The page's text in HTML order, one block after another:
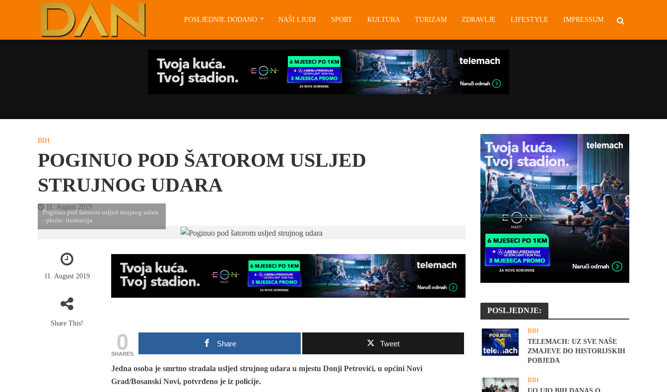
POSLJEDNJE DODANO NAŠI LJUDI SPORT KULTURA TURIZAM ZDRAVLJE LIFESTYLE IMPRESSUM
BIH
POGINUO POD ŠATOROM USLJED
STRUJNOG UDARA
11. August 2019
Poginuo pod šatorom usljed strujnog udara
- photo: ilustracija
11. August 2019
Share This!
0
SHARES
Share Tweet
Jedna osoba je smrtno stradala usljed strujnog udara u mjestu Donji Petrovići, u općini Novi
Grad/Bosanski Novi, potvrđeno je iz policije.
POSLJEDNJE:
BIH
TELEMACH: UZ SVE NAŠE
ZMAJEVE DO HISTORIJSKIH
POBJEDA
BIH